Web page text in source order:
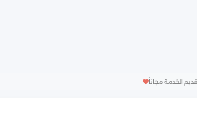
الخدمة مجاناً